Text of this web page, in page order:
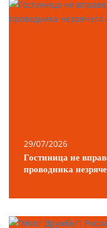
29/07/2026
Гостиница не
проводника